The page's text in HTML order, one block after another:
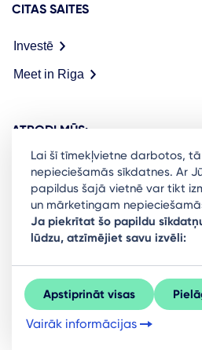
CITAS SAITES
Investē
Meet in Riga
ATRODI MŪS:
Ready to stay in the loop on
community? Subscribe to our
Sign Up
Lai šī tīmekļvietne darbotos,
nepieciešamās sīkdatnes. Ar
papildus šajā vietnē var tikt
un mārketingam
Ja piekrītat šo papildu
lūdzu, atzīmējiet savu izvēli:
Apstiprināt visas
Vairāk informācijas